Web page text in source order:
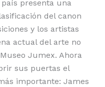
presenta una
del canon
y los artistas
actual del arte no
Jumex. Ahora
sus puertas el
importante: James